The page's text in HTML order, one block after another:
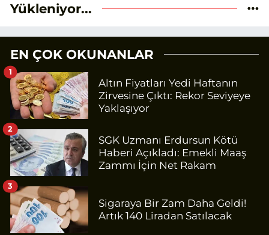
Yükleniyor...
EN ÇOK OKUNANLAR
Altın Fiyatları Yedi Haftanın
Zirvesine Çıktı: Rekor Seviyeye
Yaklaşıyor
1
SGK Uzmanı Erdursun Kötü
Haberi Açıkladı: Emekli Maaş
Zammı İçin Net Rakam
2
Sigaraya Bir Zam Daha Geldi!
Artık 140 Liradan Satılacak
3